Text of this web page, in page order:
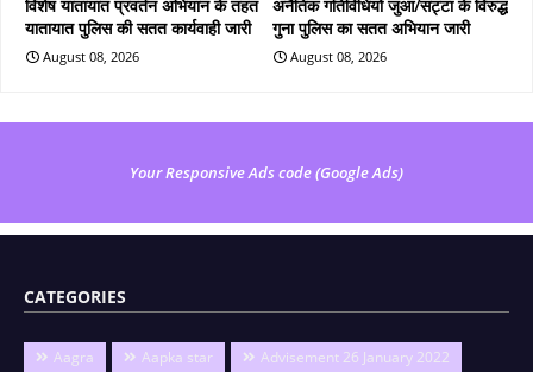
विशेष यातायात प्रवर्तन अभियान के तहत
यातायात पुलिस की सतत कार्यवाही जारी
August 08, 2026
अनैतिक गतिविधियों जुआ/सट्टा के विरुद्ध
गुना पुलिस का सतत अभियान जारी
August 08, 2026
Your Responsive Ads code (Google Ads)
CATEGORIES
Aagra Aapka star
Advisement 26 January 2022